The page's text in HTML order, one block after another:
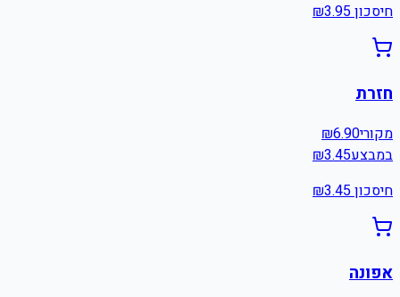
חיסכון ₪3.95
חזרת
מקורי ₪6.90
במבצע
₪3.45
חיסכון ₪3.45
אפונה